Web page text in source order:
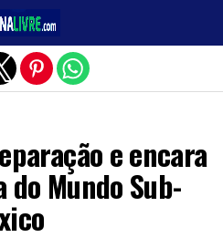
e encara
Mundo Sub-
mobile